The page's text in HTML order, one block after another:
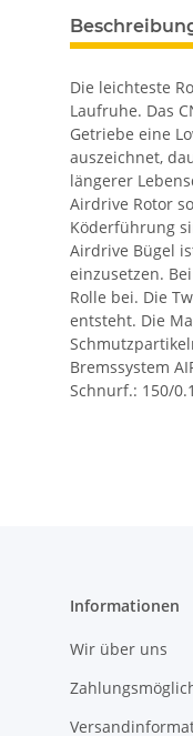
Die leichteste
Laufruhe. Das
Getriebe eine
auszeichnet,
längerer
Airdrive Rotor
Köderführung
Airdrive Bügel
einzusetzen.
Rolle bei. Die
entsteht. Die
Bremssystem
Schnurf.: 150/
Informationen
Wir über uns